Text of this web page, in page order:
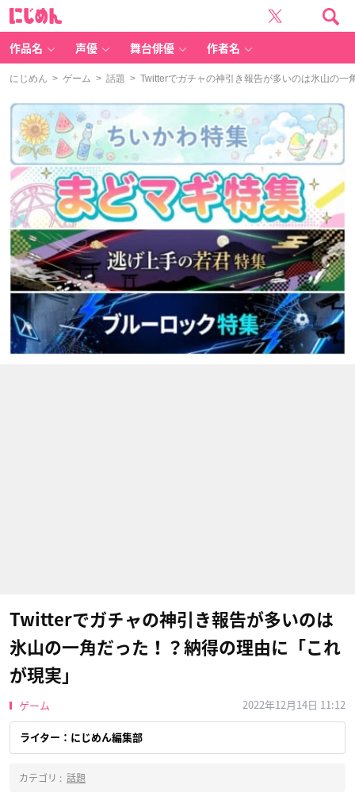
作品名 声優 舞台俳優 作者名
にじめん > ゲーム > 話題 > Twitterでガチャの神引き報告が多いのは氷山の一
Twitterでガチャの神引き報告が多いのは
氷山の一角だった！？納得の理由に「これ
が現実」
ゲーム 2022年12月14日 11:12
ライター：にじめん編集部
カテゴリ : 話題